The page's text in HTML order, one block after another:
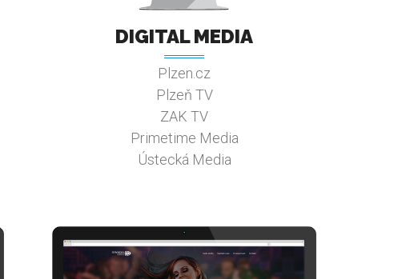
DIGITAL MEDIA
Plzen.cz
Plzeň TV
ZAK TV
Primetime Media
Ústecká Media